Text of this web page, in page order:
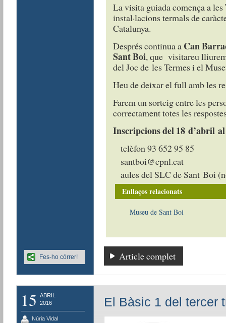
La visita guiada comença a les
instal·lacions termals de
Catalunya.
Després continua a Can
Sant Boi, que visitareu
del Joc de les Termes i el
Heu de deixar el full amb les
Farem un sorteig entre les
correctament totes les
Inscripcions del 18 d’abril
telèfon 93 652 95 85
santboi@cpnl.cat
aules del SLC de Sant Boi
Enllaços relacionats
Museu de Sant Boi
Article complet
Fes-ho córrer!
15
ABRIL
2016
Núria Vidal
El Bàsic 1 del tercer